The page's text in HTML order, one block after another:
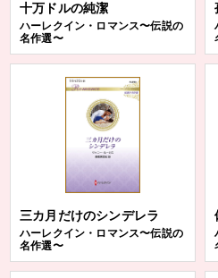
十万ドルの純潔
ハーレクイン・ロマンス〜伝説の
名作選〜
三カ月だけのシンデレラ
ハーレクイン・ロマンス〜伝説の
名作選〜